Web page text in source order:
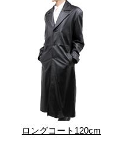
ロングコート120cm